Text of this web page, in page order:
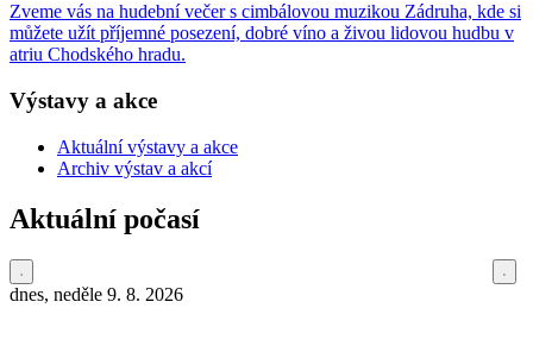
Zveme vás na hudební večer s cimbálovou muzikou Zádruha, kde si
můžete užít příjemné posezení, dobré víno a živou lidovou hudbu v
atriu Chodského hradu.
Výstavy a akce
Aktuální výstavy a akce
Archiv výstav a akcí
Aktuální počasí
dnes, neděle 9. 8. 2026